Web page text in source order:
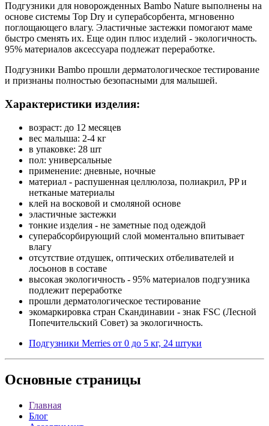
Подгузники для новорожденных Bambo Nature выполнены на
основе системы Top Dry и суперабсорбента, мгновенно
поглощающего влагу. Эластичные застежки помогают маме
быстро сменять их. Еще один плюс изделий - экологичность.
95% материалов аксессуара подлежат переработке.
Подгузники Bambo прошли дерматологическое тестирование
и признаны полностью безопасными для малышей.
Характеристики изделия:
возраст: до 12 месяцев
вес малыша: 2-4 кг
в упаковке: 28 шт
пол: универсальные
применение: дневные, ночные
материал - распушенная целлюлоза, полиакрил, PP и
нетканые материалы
клей на восковой и смоляной основе
эластичные застежки
тонкие изделия - не заметные под одеждой
суперабсорбирующий слой моментально впитывает
влагу
отсутствие отдушек, оптических отбеливателей и
лосьонов в составе
высокая экологичность - 95% материалов подгузника
подлежит переработке
прошли дерматологическое тестирование
экомаркировка стран Скандинавии - знак FSC (Лесной
Попечительский Совет) за экологичность.
Подгузники Merries от 0 до 5 кг, 24 штуки
Основные страницы
Главная
Блог